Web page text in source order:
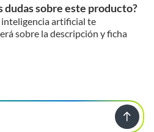
dudas sobre este producto?
artificial te
sobre la descripción y ficha